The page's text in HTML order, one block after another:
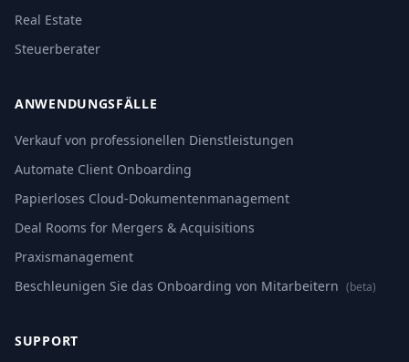
Real Estate
Steuerberater
ANWENDUNGSFÄLLE
Verkauf von professionellen Dienstleistungen
Automate Client Onboarding
Papierloses Cloud-Dokumentenmanagement
Deal Rooms for Mergers & Acquisitions
Praxismanagement
Beschleunigen Sie das Onboarding von Mitarbeitern (beta)
SUPPORT